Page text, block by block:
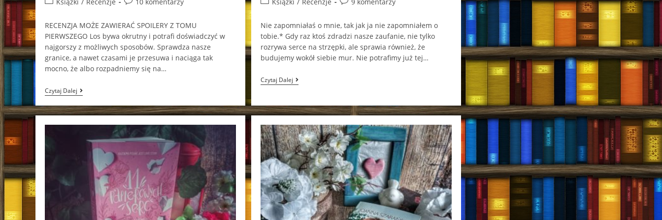
RECENZJA MOŻE ZAWIERAĆ SPOILERY Z TOMU
PIERWSZEGO Los bywa okrutny i potrafi doświadczyć w
najgorszy z możliwych sposobów. Sprawdza nasze
granice, a nawet czasami je przesuwa i naciąga tak
mocno, że albo rozpadniemy się na…
Czytaj DalejW
Ciemnościach
2
Adelina
Nie zapomniałaś o mnie, tak jak ja nie zapomniałem o
tobie.* Gdy raz ktoś zdradzi nasze zaufanie, nie tylko
rozrywa serce na strzępki, ale sprawia również, że
budujemy wokół siebie mur. Nie potrafimy już tej…
Czytaj Dalej Niebiańskie
Tsunami
Bekher